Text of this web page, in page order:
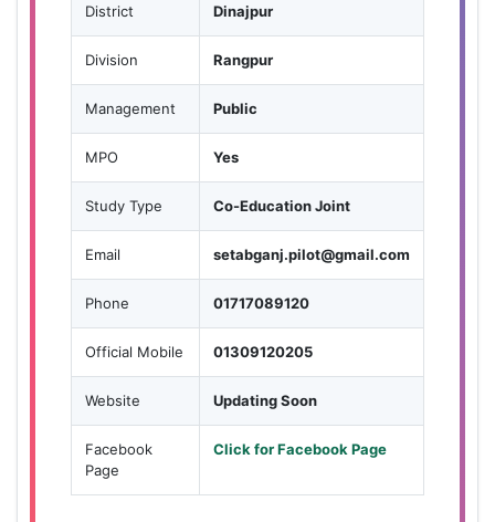
District Dinajpur
Division Rangpur
Management Public
MPO Yes
Study Type Co-Education Joint
Email setabganj.pilot@gmail.com
Phone 01717089120
Official Mobile 01309120205
Website Updating Soon
Facebook
Page
Click for Facebook Page